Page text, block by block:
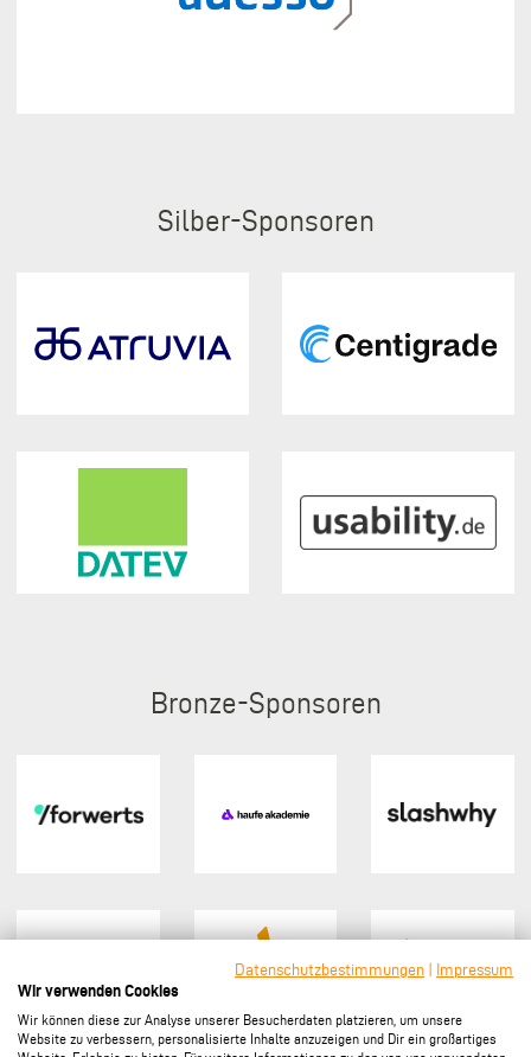
Silber
Bronze
Datenschutzbestimmungen
Impressum
Wir verwenden Cookies
Wir können diese zur Analyse unserer Besucherdaten platzieren, um unsere
Website zu verbessern, personalisierte Inhalte anzuzeigen und Dir ein großartiges